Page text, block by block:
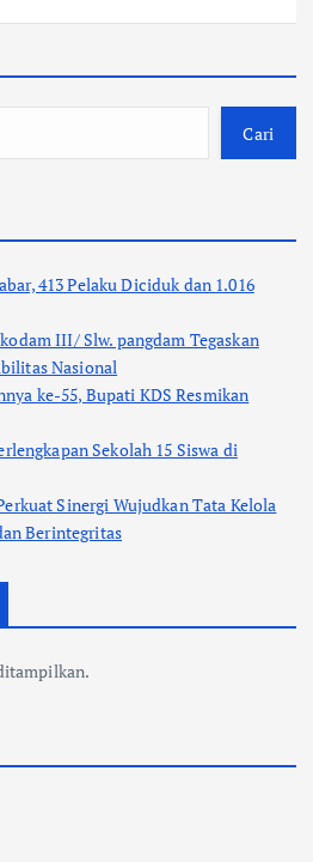
Cari
413 Pelaku Diciduk dan 1.016
III/ Slw. pangdam Tegaskan
Nasional
ke-55, Bupati KDS Resmikan
Sekolah 15 Siswa di
Sinergi Wujudkan Tata Kelola
Berintegritas